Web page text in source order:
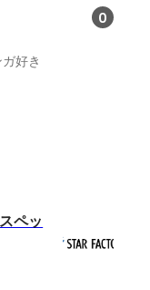
0
好き
ペッ